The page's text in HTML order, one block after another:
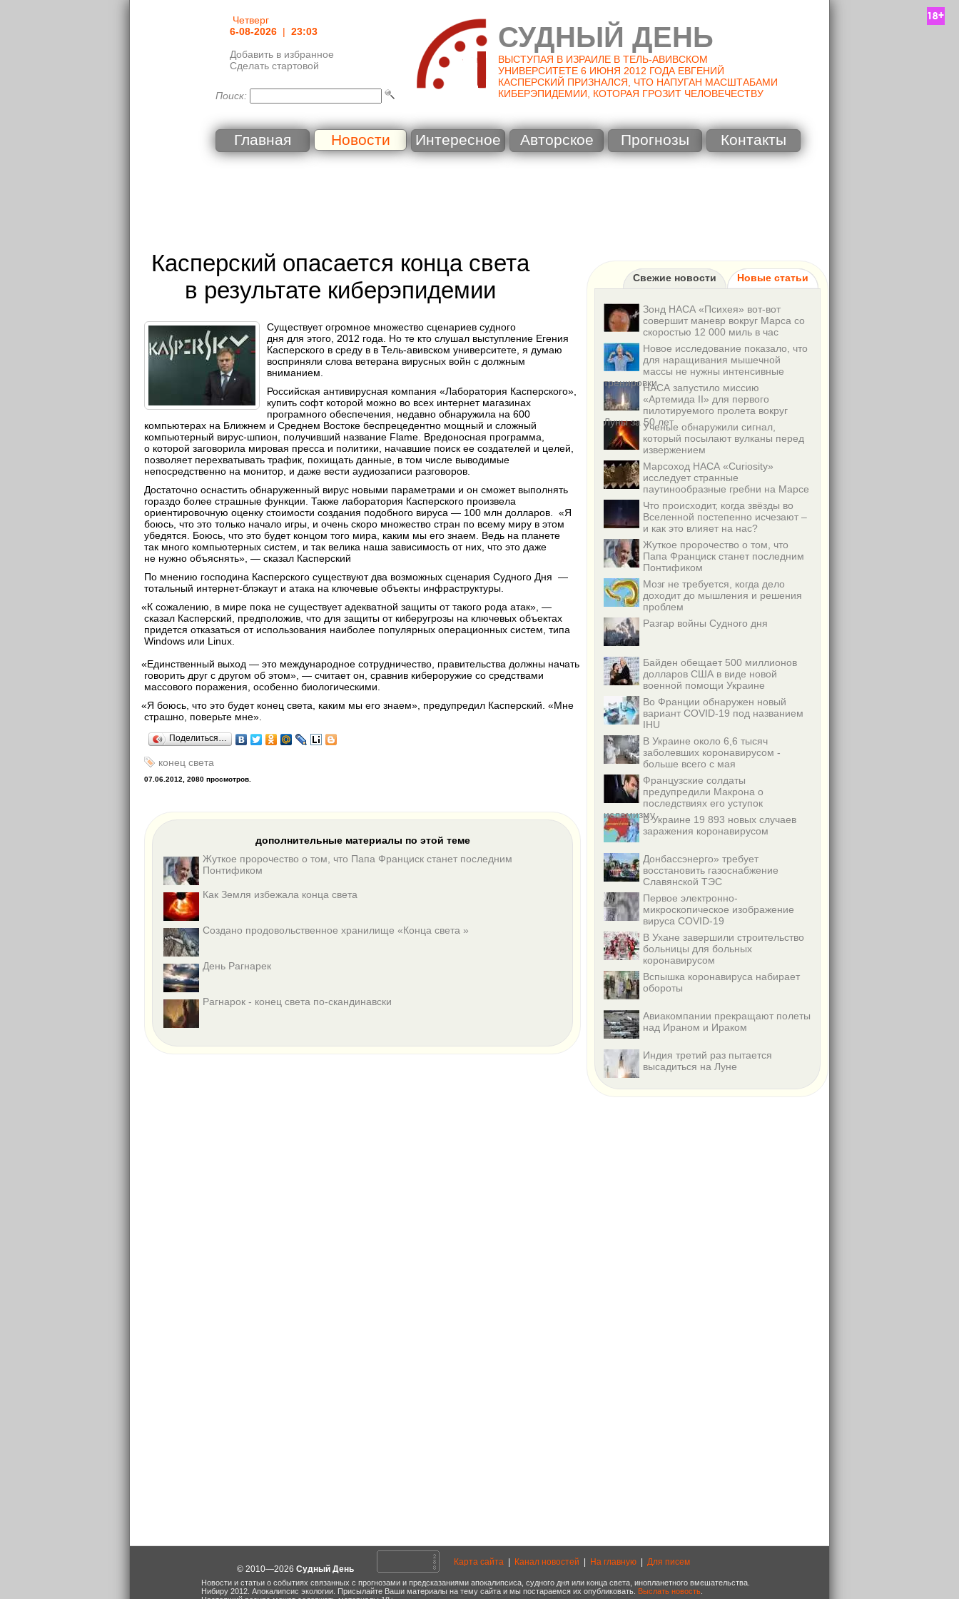
Четверг
6-08-2026 | 23:03
Добавить в избранное
Сделать стартовой
СУДНЫЙ ДЕНЬ
ВЫСТУПАЯ В ИЗРАИЛЕ В ТЕЛЬ-АВИВСКОМ
УНИВЕРСИТЕТЕ 6 ИЮНЯ 2012 ГОДА ЕВГЕНИЙ
КАСПЕРСКИЙ ПРИЗНАЛСЯ, ЧТО НАПУГАН МАСШТАБАМИ
КИБЕРЭПИДЕМИИ, КОТОРАЯ ГРОЗИТ ЧЕЛОВЕЧЕСТВУ
Поиск:
Главная Новости Интересное Авторское Прогнозы Контакты
Касперский опасается конца света
в результате киберэпидемии
Существует огромное множество сценариев судного
дня для этого, 2012 года. Но те кто слушал выступление Егения
Касперского в среду в в Тель-авивском университете, я думаю
восприняли слова ветерана вирусных войн с должным
вниманием.
Российская антивирусная компания «Лаборатория Касперского»,
купить софт которой можно во всех интернет магазинах
програмного обеспечения, недавно обнаружила на 600
компьютерах на Ближнем и Среднем Востоке беспрецедентно мощный и сложный
компьютерный вирус-шпион, получивший название Flame. Вредоносная программа,
о которой заговорила мировая пресса и политики, начавшие поиск ее создателей и целей,
позволяет перехватывать трафик, похищать данные, в том числе выводимые
непосредственно на монитор, и даже вести аудиозаписи разговоров.
Достаточно оснастить обнаруженный вирус новыми параметрами и он сможет выполнять
гораздо более страшные функции. Также лаборатория Касперского произвела
ориентировочную оценку стоимости создания подобного вируса — 100 млн долларов.
«Я
боюсь, что это только начало игры, и очень скоро множество стран по всему миру в этом
убедятся. Боюсь, что это будет концом того мира, каким мы его знаем. Ведь на планете
так много компьютерных систем, и так велика наша зависимость от них, что это даже
не нужно объяснять», — сказал Касперский
По мнению господина Касперского существуют два возможных сценария Судного Дня —
тотальный интернет-блэкаут и атака на ключевые объекты инфраструктуры.
«К сожалению, в мире пока не существует адекватной защиты от такого рода атак», —
сказал Касперский, предположив, что для защиты от киберугрозы на ключевых объектах
придется отказаться от использования наиболее популярных операционных систем, типа
Windows или Linux.
«Единственный выход — это международное сотрудничество, правительства должны начать
говорить друг с другом об этом», — считает он, сравнив кибероружие со средствами
массового поражения, особенно биологическими.
«Я боюсь, что это будет конец света, каким мы его знаем», предупредил Касперский. «Мне
страшно, поверьте мне».
Поделиться…
конец света
07.06.2012, 2080 просмотров.
дополнительные материалы по этой теме
Жуткое пророчество о том, что Папа Франциск станет последним
Понтификом
Как Земля избежала конца света
Создано продовольственное хранилище «Конца света »
День Рагнарек
Рагнарок - конец света по-скандинавски
Свежие новости Новые статьи
Зонд НАСА «Психея» вот-вот
совершит маневр вокруг Марса со
скоростью 12 000 миль в час
Новое исследование показало, что
для наращивания мышечной
массы не нужны интенсивные
тренировкиНАСА запустило миссию
«Артемида II» для первого
пилотируемого пролета вокруг
Луны за 50 летУченые обнаружили сигнал,
который посылают вулканы перед
извержением
Марсоход НАСА «Curiosity»
исследует странные
паутинообразные гребни на Марсе
Что происходит, когда звёзды во
Вселенной постепенно исчезают –
и как это влияет на нас?
Жуткое пророчество о том, что
Папа Франциск станет последним
Понтификом
Мозг не требуется, когда дело
доходит до мышления и решения
проблем
Разгар войны Судного дня
Байден обещает 500 миллионов
долларов США в виде новой
военной помощи Украине
Во Франции обнаружен новый
вариант COVID-19 под названием
IHU
В Украине около 6,6 тысяч
заболевших коронавирусом -
больше всего с мая
Французские солдаты
предупредили Макрона о
последствиях его уступок
исламизмуВ Украине 19 893 новых случаев
заражения коронавирусом
Донбассэнерго» требует
восстановить газоснабжение
Славянской ТЭС
Первое электронно-
микроскопическое изображение
вируса COVID-19
В Ухане завершили строительство
больницы для больных
коронавирусом
Вспышка коронавируса набирает
обороты
Авиакомпании прекращают полеты
над Ираном и Ираком
Индия третий раз пытается
высадиться на Луне
© 2010—2026 Судный День
Карта сайта Канал новостей На главную Для писем
Новости и статьи о событиях связанных с прогнозами и предсказаниями апокалипсиса, судного дня или конца света, инопланетного вмешательства.
Нибиру 2012. Апокалипсис экологии. Присылайте Ваши материалы на тему сайта и мы постараемся их опубликовать. Выслать новость